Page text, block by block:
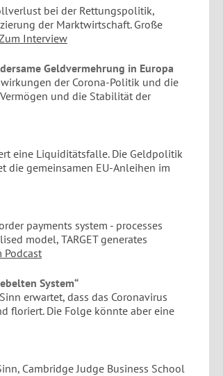
bei der Rettungspolitik,
der Marktwirtschaft. Große
Interview
Geldvermehrung in Europa
der Corona-Politik und die
und die Stabilität der
eine Liquiditätsfalle. Die Geldpolitik
die gemeinsamen EU-Anleihen im
payments system - processes
model, TARGET generates
Podcast
System“
erwartet, dass das Coronavirus
floriert. Die Folge könnte aber eine
Cambridge Judge Business School